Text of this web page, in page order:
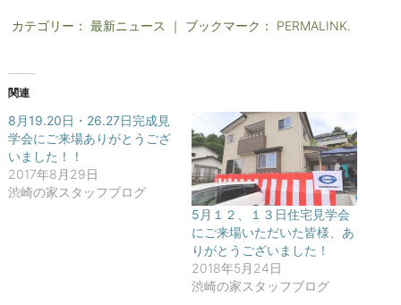
て
T
で
共
有
新
し
い
ウ
o
o
に
は
ク
ク
て
カテゴリー： 最新ニュース ｜ ブックマーク： PERMALINK.
関連
8月19.20日・26.27日完成見
学会にご来場ありがとうござ
いました！！
2017年8月29日
渋崎の家スタッフブログ
5月１２、１３日住宅見学会
にご来場いただいた皆様、あ
りがとうございました！
2018年5月24日
渋崎の家スタッフブログ